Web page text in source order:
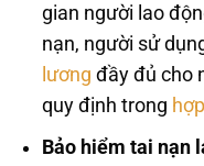
gian người lao
nạn, người sử
lương đầy đủ cho
quy định trong
Bảo hiểm tai nạn